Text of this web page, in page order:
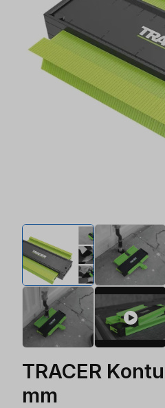
TRACER
mm